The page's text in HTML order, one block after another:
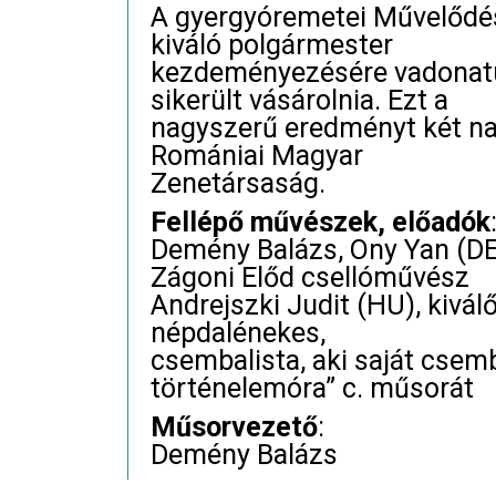
A gyergyóremetei
kiváló polgármester
kezdeményezésére
sikerült vásárolnia. Ezt a
nagyszerű eredményt két
Romániai Magyar
Zenetársaság.
Fellépő művészek, előadók:
Demény Balázs, Ony Yan
Zágoni Előd csellóművész
Andrejszki Judit (HU),
népdalénekes,
csembalista, aki saját
történelemóra” c. műsorát
Műsorvezető:
Demény Balázs